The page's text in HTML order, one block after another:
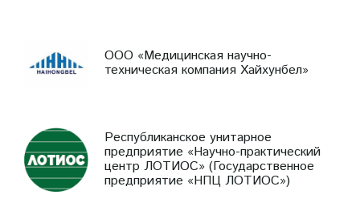
ООО «Медицинская научно-
техническая компания Хайхунбел»
Республиканское унитарное
предприятие «Научно-практический
центр ЛОТИОС» (Государственное
предприятие «НПЦ ЛОТИОС»)